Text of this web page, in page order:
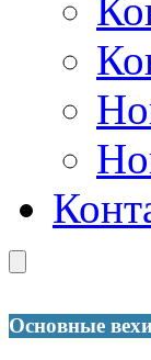
Основные